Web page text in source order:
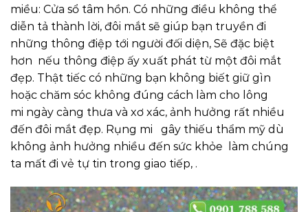
miều: Cửa sổ tâm hồn. Có những điều không thể
diễn tả thành lời, đôi mắt sẽ giúp bạn truyền đi
những thông điệp tới người đối diện, Sẽ đặc biệt
hơn nếu thông điệp ấy xuất phát từ một đôi mắt
đẹp. Thật tiếc có những bạn không biết giữ gìn
hoặc chăm sóc không đúng cách làm cho lông
mi ngày càng thưa và xơ xác, ảnh hưởng rất nhiều
đến đôi mắt đẹp. Rụng mi gây thiếu thẩm mỹ dù
không ảnh hưởng nhiều đến sức khỏe làm chúng
ta mất đi vẻ tự tin trong giao tiếp, .